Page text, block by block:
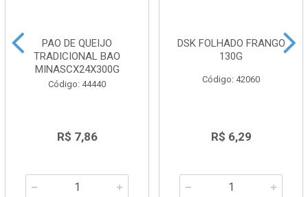
PAO DE QUEIJO
TRADICIONAL BAO
MINASCX24X300G
Código: 44440
R$ 7,86
DSK FOLHADO FRANGO
130G
Código: 42060
R$ 6,29